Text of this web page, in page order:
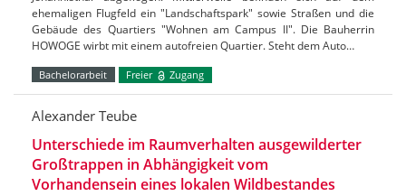
ehemaligen Flugfeld ein "Landschaftspark" sowie Straßen und die
Gebäude des Quartiers "Wohnen am Campus II". Die Bauherrin
HOWOGE wirbt mit einem autofreien Quartier. Steht dem Auto…
Bachelorarbeit Freier Zugang
Alexander Teube
Unterschiede im Raumverhalten ausgewilderter
Großtrappen in Abhängigkeit vom
Vorhandensein eines lokalen Wildbestandes